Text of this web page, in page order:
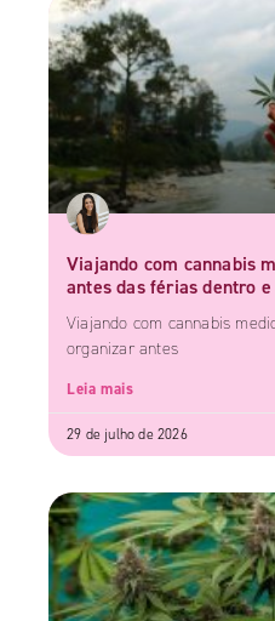
Viajando com cannabis
antes das férias dentro
Viajando com cannabis
organizar antes
Leia mais
29 de julho de 2026